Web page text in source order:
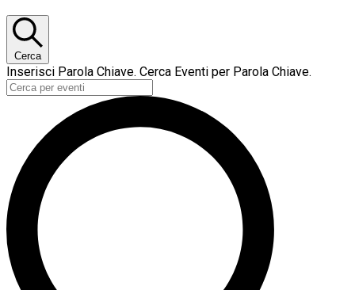
Cerca
Inserisci Parola Chiave. Cerca Eventi per Parola Chiave.